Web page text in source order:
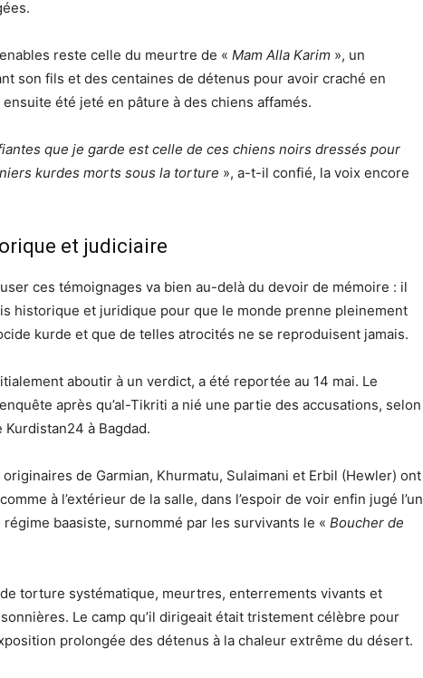
reste celle du meurtre de « Mam Alla Karim », un
son fils et des centaines de détenus pour avoir craché en
été jeté en pâture à des chiens affamés.
que je garde est celle de ces chiens noirs dressés pour
kurdes morts sous la torture », a-t-il confié, la voix encore
et judiciaire
ces témoignages va bien au-delà du devoir de mémoire : il
historique et juridique pour que le monde prenne pleinement
kurde et que de telles atrocités ne se reproduisent jamais.
aboutir à un verdict, a été reportée au 14 mai. Le
après qu’al-Tikriti a nié une partie des accusations, selon
à Bagdad.
de Garmian, Khurmatu, Sulaimani et Erbil (Hewler) ont
à l’extérieur de la salle, dans l’espoir de voir enfin jugé l’un
baasiste, surnommé par les survivants le « Boucher de
torture systématique, meurtres, enterrements vivants et
Le camp qu’il dirigeait était tristement célèbre pour
prolongée des détenus à la chaleur extrême du désert.